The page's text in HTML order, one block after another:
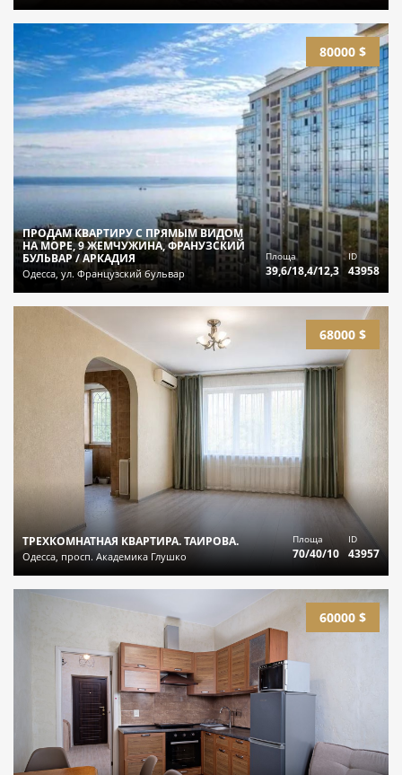
80000 $
ПРОДАМ КВАРТИРУ С ПРЯМЫМ ВИДОМ
НА МОРЕ, 9 ЖЕМЧУЖИНА, ФРАНУЗСКИЙ
БУЛЬВАР / АРКАДИЯ
Одесса, ул. Французский бульвар
Площа
39,6/18,4/12,3
ID
43958
68000 $
ТРЕХКОМНАТНАЯ КВАРТИРА. ТАИРОВА.
Одесса, просп. Академика Глушко
Площа
70/40/10
ID
43957
60000 $